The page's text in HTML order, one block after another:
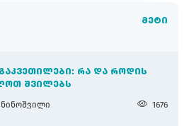
მეტი
ᲠᲐ ᲓᲐ ᲠᲝᲓᲘᲡ
ᲨᲕᲘᲚᲔᲑᲡ
1676